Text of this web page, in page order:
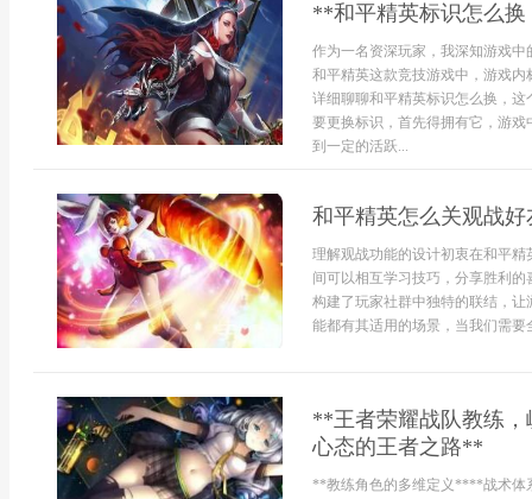
**和平精英标识怎么
作为一名资深玩家，我深知游戏
和平精英这款竞技游戏中，游戏
详细聊聊和平精英标识怎么换，
要更换标识，首先得拥有它，游
到一定的活跃...
和平精英怎么关观战
理解观战功能的设计初衷在和平
间可以相互学习技巧，分享胜利
构建了玩家社群中独特的联结，
能都有其适用的场景，当我们需要
**王者荣耀战队教练，
心态的王者之路**
**教练角色的多维定义****战术体